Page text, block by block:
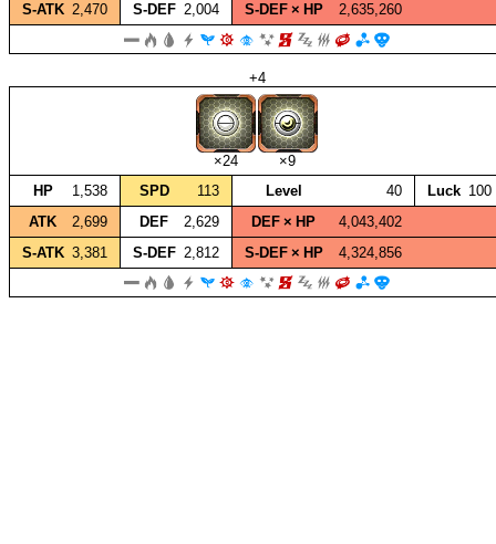
S‑ATK 2,470 S‑DEF 2,004 S‑DEF × HP 2,635,260
+4
×24
×9
HP
1,538 SPD 113 Level 40 Luck 100
ATK
2,699 DEF 2,629 DEF × HP
4,043,402
S‑ATK 3,381 S‑DEF 2,812 S‑DEF × HP 4,324,856